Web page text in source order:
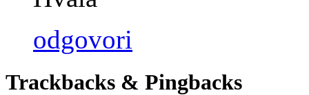
odgovori
Trackbacks & Pingbacks